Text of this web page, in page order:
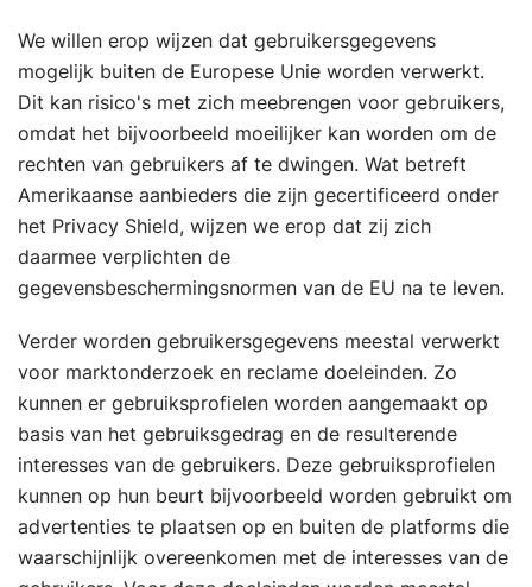
We willen erop wijzen dat gebruikersgegevens
mogelijk buiten de Europese Unie worden verwerkt.
Dit kan risico's met zich meebrengen voor gebruikers,
omdat het bijvoorbeeld moeilijker kan worden om de
rechten van gebruikers af te dwingen. Wat betreft
Amerikaanse aanbieders die zijn gecertificeerd onder
het Privacy Shield, wijzen we erop dat zij zich
daarmee verplichten de
gegevensbeschermingsnormen van de EU na te leven.
Verder worden gebruikersgegevens meestal verwerkt
voor marktonderzoek en reclame doeleinden. Zo
kunnen er gebruiksprofielen worden aangemaakt op
basis van het gebruiksgedrag en de resulterende
interesses van de gebruikers. Deze gebruiksprofielen
kunnen op hun beurt bijvoorbeeld worden gebruikt om
advertenties te plaatsen op en buiten de platforms die
waarschijnlijk overeenkomen met de interesses van de